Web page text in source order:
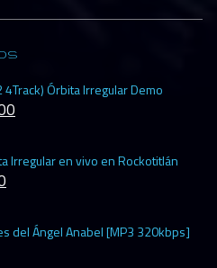
Órbita Irregular Demo
Irregular en vivo en Rockotitlán
del Ángel Anabel [MP3 320kbps]